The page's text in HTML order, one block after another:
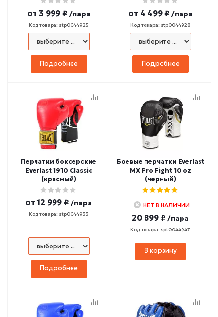
от 3 999 ₽ /пара
Код товара: stp0044925
Подробнее
от 4 499 ₽ /пара
Код товара: stp0044928
Подробнее
Перчатки боксерские
Everlast 1910 Classic
(красный)
от 12 999 ₽ /пара
Код товара: stp0044933
Подробнее
Боевые перчатки Everlast
MX Pro Fight 10 oz
(черный)
НЕТ В НАЛИЧИИ
20 899 ₽ /пара
Код товара: spt0044947
В корзину